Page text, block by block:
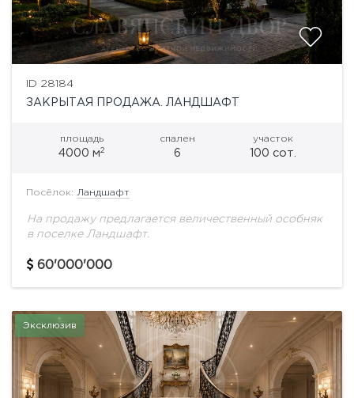
ID 28184
ЗАКРЫТАЯ ПРОДАЖА. ЛАНДШАФТ
площадь
4000 м2
спален
6
участок
100 сот.
Посёлок: Ландшафт
На продажу предлагается величественный особняк
в поселке Ландшафт.
60'000'000
Эксклюзив